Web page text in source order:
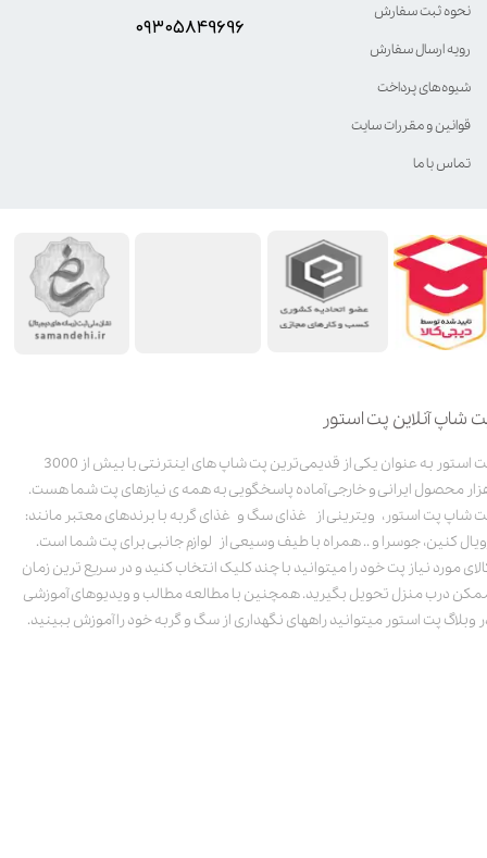
شاپ آنلاین پت استور
پت استور به عنوان یکی از قدیمی‌ترین پت شاپ های اینترنتی با بیش از 3000
محصول ایرانی و خارجی آماده پاسخگویی به همه ی نیازهای پت شما هست.
شاپ پت استور، ویترینی از غذای سگ و غذای گربه با برندهای معتبر مانند:
کنین، جوسرا و .. همراه با طیف وسیعی از لوازم جانبی برای پت شما است.
مورد نیاز پت خود را میتوانید با چند کلیک انتخاب کنید و در سریع ترین زمان
درب منزل تحویل بگیرید. همچنین با مطالعه مطالب و ویدیوهای آموزشی
وبلاگ پت استور میتوانید راههای نگهداری از سگ و گربه خود را آموزش ببینید.
نحوه ثبت سفارش
رویه ارسال سفارش
شیوه‌های پرداخت
قوانین و مقررات سایت
تماس با ما
۰۹۳۰۵8۴9696